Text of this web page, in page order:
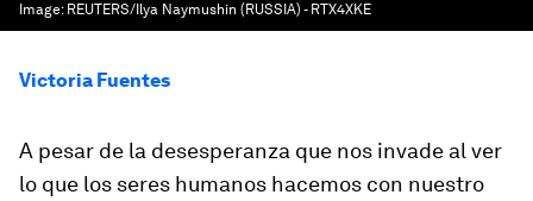
Image: REUTERS/Ilya Naymushin (RUSSIA) - RTX4XKE
Victoria Fuentes
A pesar de la desesperanza que nos invade al ver
lo que los seres humanos hacemos con nuestro